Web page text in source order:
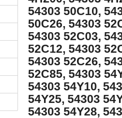
54303 50C10,
50C26, 54303
54303 52C03,
52C12, 54303
54303 52C26,
52C85, 54303
54303 54Y10,
54Y25, 54303
54303 54Y28,